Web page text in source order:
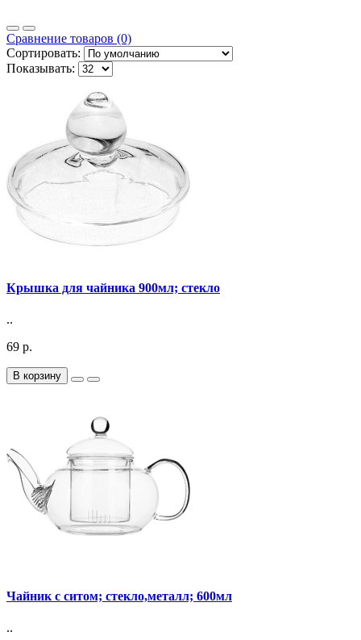
Сравнение товаров (0)
Сортировать:
Показывать:
Крышка для чайника 900мл; стекло
..
69 р.
В корзину
Чайник с ситом; стекло,металл; 600мл
..